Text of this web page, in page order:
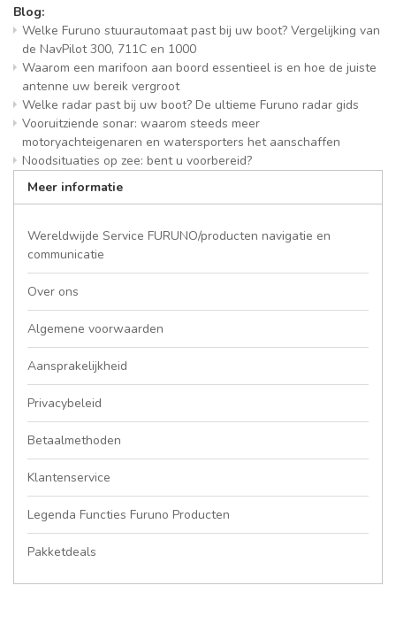
Blog:
Welke Furuno stuurautomaat past bij uw boot? Vergelijking van
de NavPilot 300, 711C en 1000
Waarom een marifoon aan boord essentieel is en hoe de juiste
antenne uw bereik vergroot
Welke radar past bij uw boot? De ultieme Furuno radar gids
Vooruitziende sonar: waarom steeds meer
motoryachteigenaren en watersporters het aanschaffen
Noodsituaties op zee: bent u voorbereid?
Meer informatie
Wereldwijde Service FURUNO/producten navigatie en
communicatie
Over ons
Algemene voorwaarden
Aansprakelijkheid
Privacybeleid
Betaalmethoden
Klantenservice
Legenda Functies Furuno Producten
Pakketdeals